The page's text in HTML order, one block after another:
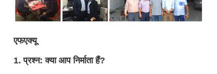
एफएक्यू
1. प्रश्न: क्या आप निर्माता हैं?